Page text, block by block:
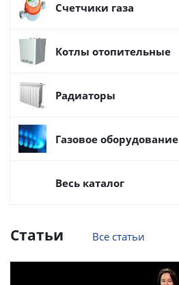
Счетчики газа
Котлы отопительные
Радиаторы
Газовое оборудование
Весь каталог
Статьи Все статьи